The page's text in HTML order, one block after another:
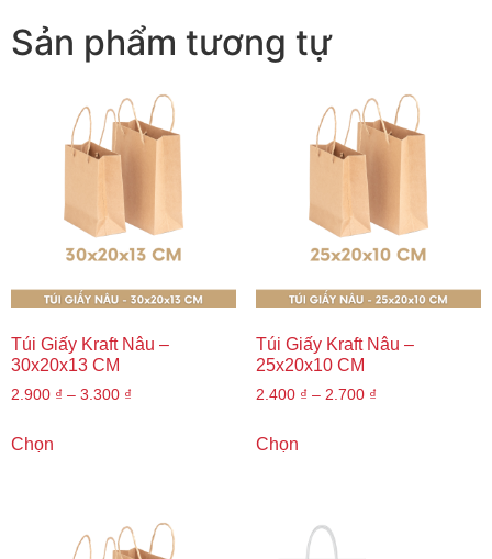
Sản phẩm tương tự
Túi Giấy Kraft Nâu –
30x20x13 CM
2.900 ₫ – 3.300 ₫
Chọn
Túi Giấy Kraft Nâu –
25x20x10 CM
2.400 ₫ – 2.700 ₫
Chọn